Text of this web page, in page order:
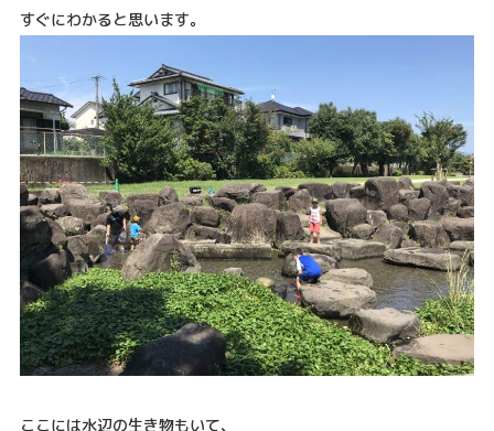
すぐにわかると思います。
ここには水辺の生き物もいて、